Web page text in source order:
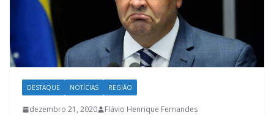
DESTAQUE NOTÍCIAS REGIÃO
dezembro 21, 2020 Flávio Henrique Fernandes